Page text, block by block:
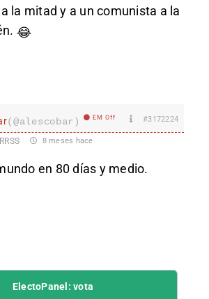
la mitad y a un comunista a la
😂
(@alescobar) EM Off #3172224
8 meses hace
en 80 días y medio.
ElectoPanel: vota